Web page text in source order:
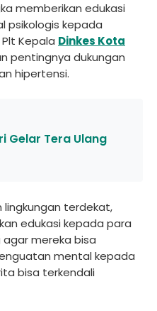
memberikan edukasi
psikologis kepada
Kepala Dinkes Kota
pentingnya dukungan
hipertensi.
Gelar Tera Ulang
lingkungan terdekat,
edukasi kepada para
mereka bisa
mental kepada
bisa terkendali